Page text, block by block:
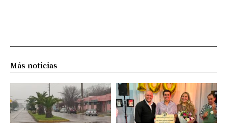
Más noticias